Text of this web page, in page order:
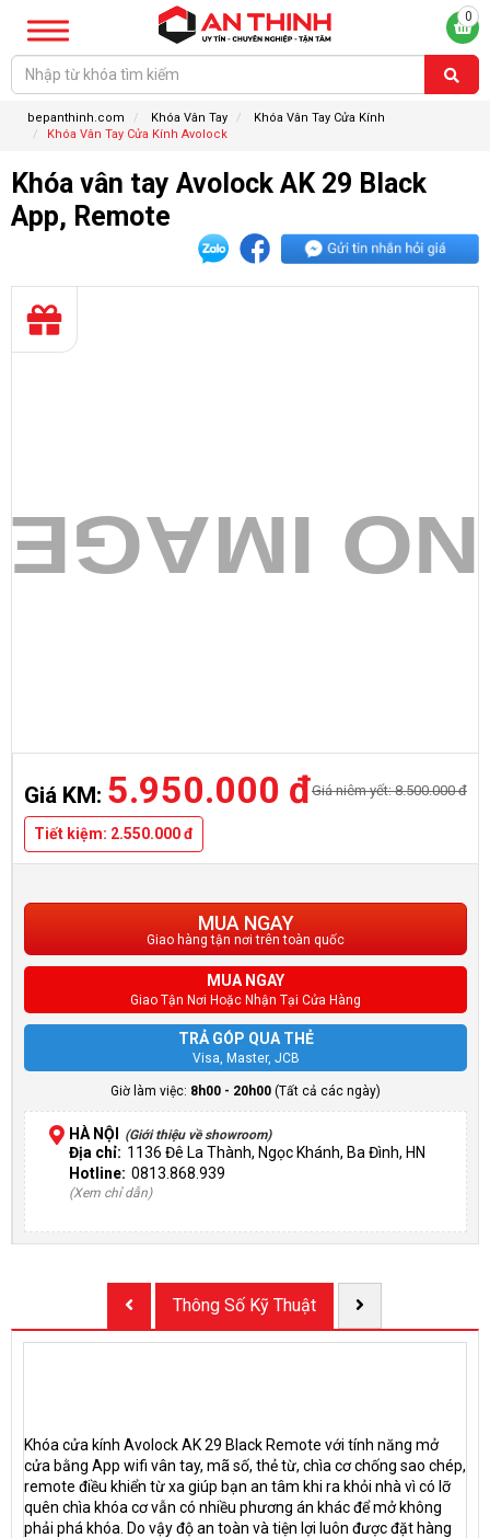
0
bepanthinh.com Khóa Vân Tay
Khóa Vân Tay Cửa Kính
Khóa Vân Tay Cửa Kính Avolock
Khóa vân tay Avolock AK 29 Black
App, Remote
Giá KM: 5.950.000 đGiá niêm yết: 8.500.000 đ
Tiết kiệm: 2.550.000 đ
MUA NGAY
Giao hàng tận nơi trên toàn quốc
MUA NGAY
Giao Tận Nơi Hoặc Nhận Tại Cửa Hàng
TRẢ GÓP QUA THẺ
Visa, Master, JCB
Giờ làm việc: 8h00 - 20h00 (Tất cả các ngày)
HÀ NỘI (Giới thiệu về showroom)
Địa chỉ: 1136 Đê La Thành, Ngọc Khánh, Ba Đình, HN
Hotline: 0813.868.939
(Xem chỉ dẫn)
Thông Số Kỹ Thuật
Khóa cửa kính Avolock AK 29 Black Remote với tính năng mở
cửa bằng App wifi vân tay, mã số, thẻ từ, chìa cơ chống sao chép,
remote điều khiển từ xa giúp bạn an tâm khi ra khỏi nhà vì có lỡ
quên chìa khóa cơ vẫn có nhiều phương án khác để mở không
phải phá khóa. Do vậy độ an toàn và tiện lợi luôn được đặt hàng